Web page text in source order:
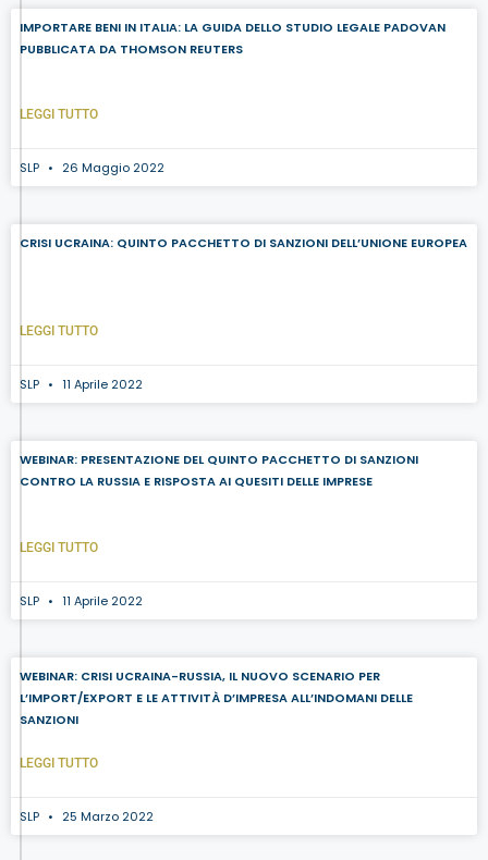
IMPORTARE BENI IN ITALIA: LA GUIDA DELLO STUDIO LEGALE PADOVAN
PUBBLICATA DA THOMSON REUTERS
LEGGI TUTTO
SLP 26 Maggio 2022
CRISI UCRAINA: QUINTO PACCHETTO DI SANZIONI DELL’UNIONE EUROPEA
LEGGI TUTTO
SLP 11 Aprile 2022
WEBINAR: PRESENTAZIONE DEL QUINTO PACCHETTO DI SANZIONI
CONTRO LA RUSSIA E RISPOSTA AI QUESITI DELLE IMPRESE
LEGGI TUTTO
SLP 11 Aprile 2022
WEBINAR: CRISI UCRAINA-RUSSIA, IL NUOVO SCENARIO PER
L’IMPORT/EXPORT E LE ATTIVITÀ D’IMPRESA ALL’INDOMANI DELLE
SANZIONI
LEGGI TUTTO
SLP 25 Marzo 2022